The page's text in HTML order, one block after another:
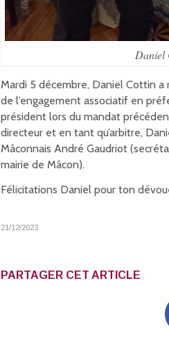
Daniel
Mardi 5 décembre, Daniel Cottin
de l’engagement associatif en
président lors du mandat
directeur et en tant qu’arbitre,
Mâconnais André Gaudriot
mairie de Mâcon).
Félicitations Daniel pour ton
21/12/2023
PARTAGER CET ARTICLE